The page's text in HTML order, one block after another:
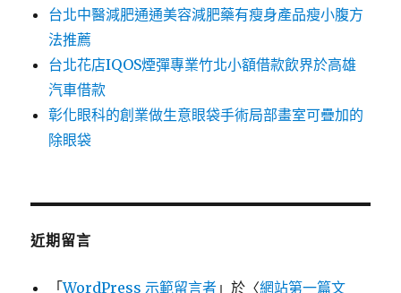
台北中醫減肥通通美容減肥藥有瘦身產品瘦小腹方
法推薦
台北花店IQOS煙彈專業竹北小額借款飲界於高雄
汽車借款
彰化眼科的創業做生意眼袋手術局部畫室可疊加的
除眼袋
近期留言
「WordPress 示範留言者 」於〈網站第一篇文